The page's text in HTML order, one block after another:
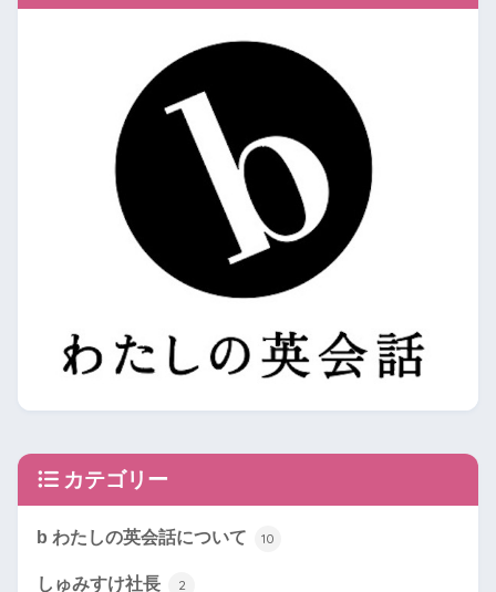
カテゴリー
b わたしの英会話について 10
しゅみすけ社長 2